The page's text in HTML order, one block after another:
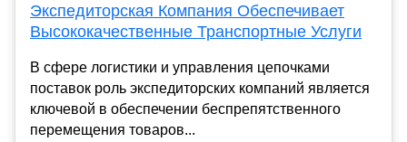
Экспедиторская Компания Обеспечивает
Высококачественные Транспортные Услуги
В сфере логистики и управления цепочками
поставок роль экспедиторских компаний является
ключевой в обеспечении беспрепятственного
перемещения товаров...